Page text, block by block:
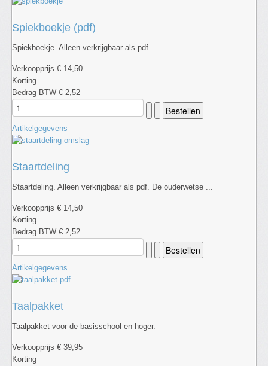
Spiekboekje (pdf)
Spiekboekje. Alleen verkrijgbaar als pdf.
Verkoopprijs € 14,50
Korting
Bedrag BTW € 2,52
Artikelgegevens
Staartdeling
Staartdeling. Alleen verkrijgbaar als pdf. De ouderwetse ...
Verkoopprijs € 14,50
Korting
Bedrag BTW € 2,52
Artikelgegevens
Taalpakket
Taalpakket voor de basisschool en hoger.
Verkoopprijs € 39,95
Korting